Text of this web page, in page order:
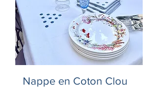
Nappe en Coton Clou